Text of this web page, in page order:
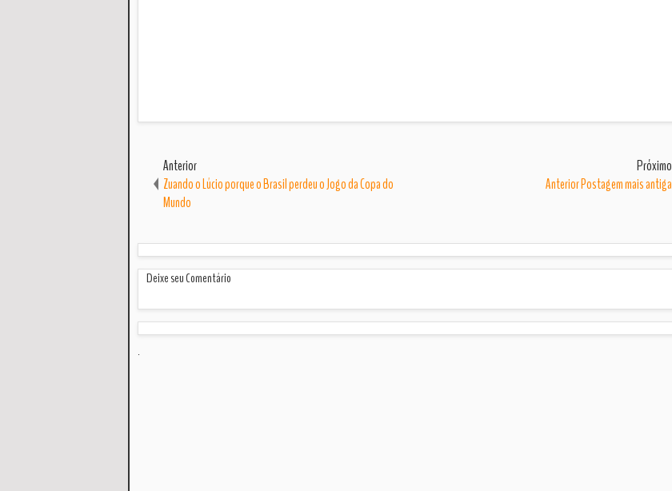
Anterior
Zuando o Lúcio porque o Brasil perdeu o Jogo da Copa do
Mundo
Próximo
Anterior Postagem mais antiga
Deixe seu Comentário